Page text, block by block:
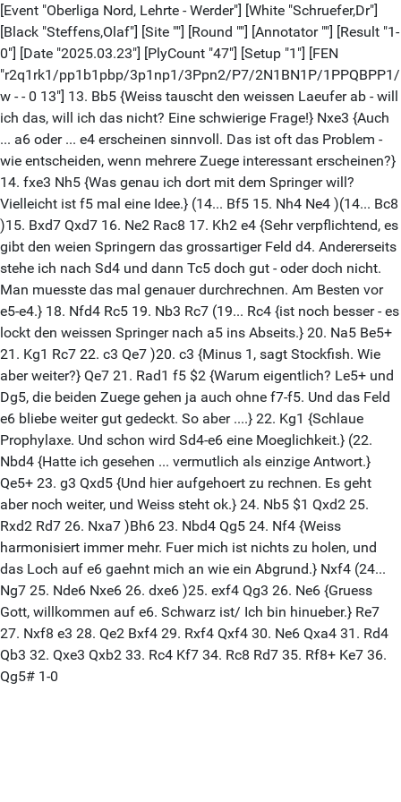
[Event "Oberliga Nord, Lehrte - Werder"] [White "Schruefer,Dr"]
[Black "Steffens,Olaf"] [Site ""] [Round ""] [Annotator ""] [Result "1-
0"] [Date "2025.03.23"] [PlyCount "47"] [Setup "1"] [FEN
"r2q1rk1/pp1b1pbp/3p1np1/3Ppn2/P7/2N1BN1P/1PPQBPP1/
w - - 0 13"] 13. Bb5 {Weiss tauscht den weissen Laeufer ab - will
ich das, will ich das nicht? Eine schwierige Frage!} Nxe3 {Auch
... a6 oder ... e4 erscheinen sinnvoll. Das ist oft das Problem -
wie entscheiden, wenn mehrere Zuege interessant erscheinen?}
14. fxe3 Nh5 {Was genau ich dort mit dem Springer will?
Vielleicht ist f5 mal eine Idee.} (14... Bf5 15. Nh4 Ne4 )(14... Bc8
)15. Bxd7 Qxd7 16. Ne2 Rac8 17. Kh2 e4 {Sehr verpflichtend, es
gibt den weien Springern das grossartiger Feld d4. Andererseits
stehe ich nach Sd4 und dann Tc5 doch gut - oder doch nicht.
Man muesste das mal genauer durchrechnen. Am Besten vor
e5-e4.} 18. Nfd4 Rc5 19. Nb3 Rc7 (19... Rc4 {ist noch besser - es
lockt den weissen Springer nach a5 ins Abseits.} 20. Na5 Be5+
21. Kg1 Rc7 22. c3 Qe7 )20. c3 {Minus 1, sagt Stockfish. Wie
aber weiter?} Qe7 21. Rad1 f5 $2 {Warum eigentlich? Le5+ und
Dg5, die beiden Zuege gehen ja auch ohne f7-f5. Und das Feld
e6 bliebe weiter gut gedeckt. So aber ....} 22. Kg1 {Schlaue
Prophylaxe. Und schon wird Sd4-e6 eine Moeglichkeit.} (22.
Nbd4 {Hatte ich gesehen ... vermutlich als einzige Antwort.}
Qe5+ 23. g3 Qxd5 {Und hier aufgehoert zu rechnen. Es geht
aber noch weiter, und Weiss steht ok.} 24. Nb5 $1 Qxd2 25.
Rxd2 Rd7 26. Nxa7 )Bh6 23. Nbd4 Qg5 24. Nf4 {Weiss
harmonisiert immer mehr. Fuer mich ist nichts zu holen, und
das Loch auf e6 gaehnt mich an wie ein Abgrund.} Nxf4 (24...
Ng7 25. Nde6 Nxe6 26. dxe6 )25. exf4 Qg3 26. Ne6 {Gruess
Gott, willkommen auf e6. Schwarz ist/ Ich bin hinueber.} Re7
27. Nxf8 e3 28. Qe2 Bxf4 29. Rxf4 Qxf4 30. Ne6 Qxa4 31. Rd4
Qb3 32. Qxe3 Qxb2 33. Rc4 Kf7 34. Rc8 Rd7 35. Rf8+ Ke7 36.
Qg5# 1-0